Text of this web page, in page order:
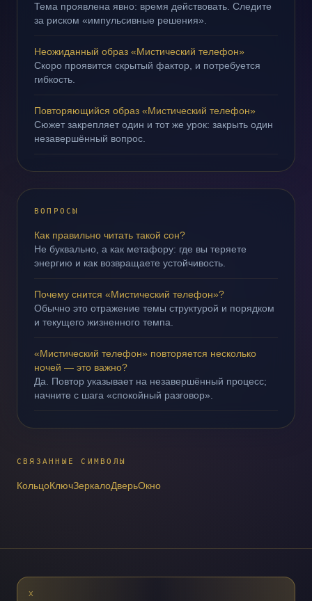
Тема проявлена явно: время действовать. Следите
за риском «импульсивные решения».
Неожиданный образ «Мистический телефон»
Скоро проявится скрытый фактор, и потребуется
гибкость.
Повторяющийся образ «Мистический телефон»
Сюжет закрепляет один и тот же урок: закрыть один
незавершённый вопрос.
ВОПРОСЫ
Как правильно читать такой сон?
Не буквально, а как метафору: где вы теряете
энергию и как возвращаете устойчивость.
Почему снится «Мистический телефон»?
Обычно это отражение темы структурой и порядком
и текущего жизненного темпа.
«Мистический телефон» повторяется несколько
ночей — это важно?
Да. Повтор указывает на незавершённый процесс;
начните с шага «спокойный разговор».
СВЯЗАННЫЕ СИМВОЛЫ
КольцоКлючЗеркалоДверьОкно
X